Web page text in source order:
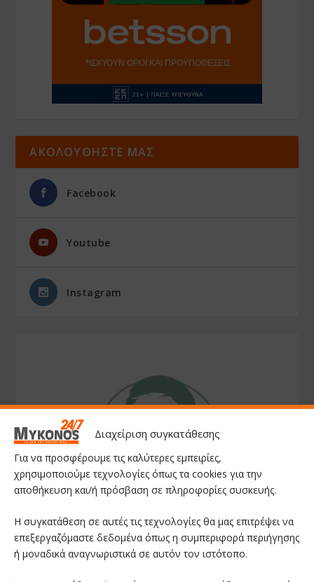
Διαχείριση συγκατάθεσης
Για να προσφέρουμε τις καλύτερες εμπειρίες,
χρησιμοποιούμε τεχνολογίες όπως τα cookies για την
αποθήκευση και/ή πρόσβαση σε πληροφορίες συσκευής.
Η συγκατάθεση σε αυτές τις τεχνολογίες θα μας επιτρέψει να
επεξεργαζόμαστε δεδομένα όπως η συμπεριφορά περιήγησης
ή μοναδικά αναγνωριστικά σε αυτόν τον ιστότοπο.
ΑΚΟΛΟΥΘΗΣΤΕ ΜΑΣ
Facebook
Youtube
Instagram